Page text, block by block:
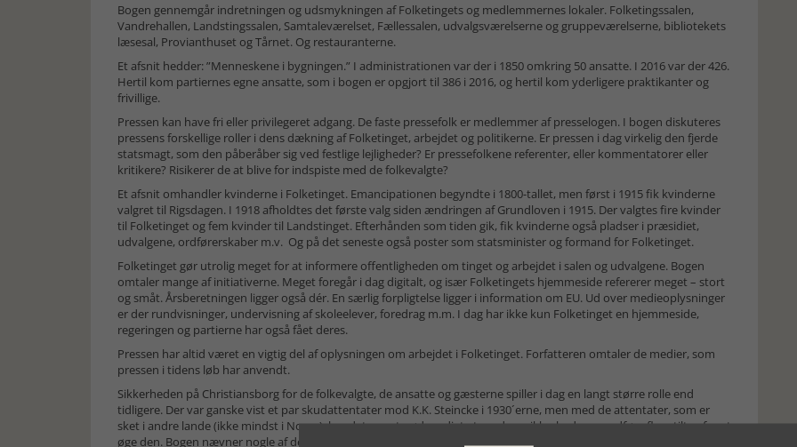
Bogen gennemgår indretningen og udsmykningen af Folketingets og medlemmernes lokaler. Folketingssalen,
Vandrehallen, Landstingssalen, Samtaleværelset, Fællessalen, udvalgsværelserne og gruppeværelserne, bibliotekets
læsesal, Provianthuset og Tårnet. Og restauranterne.
Et afsnit hedder: ”Menneskene i bygningen.” I administrationen var der i 1850 omkring 50 ansatte. I 2016 var der 426.
Hertil kom partiernes egne ansatte, som i bogen er opgjort til 386 i 2016, og hertil kom yderligere praktikanter og
frivillige.
Pressen kan have fri eller privilegeret adgang. De faste pressefolk er medlemmer af presselogen. I bogen diskuteres
pressens forskellige roller i dens dækning af Folketinget, arbejdet og politikerne. Er pressen i dag virkelig den fjerde
statsmagt, som den påberåber sig ved festlige lejligheder? Er pressefolkene referenter, eller kommentatorer eller
kritikere? Risikerer de at blive for indspiste med de folkevalgte?
Et afsnit omhandler kvinderne i Folketinget. Emancipationen begyndte i 1800-tallet, men først i 1915 fik kvinderne
valgret til Rigsdagen. I 1918 afholdtes det første valg siden ændringen af Grundloven i 1915. Der valgtes fire kvinder
til Folketinget og fem kvinder til Landstinget. Efterhånden som tiden gik, fik kvinderne også pladser i præsidiet,
udvalgene, ordførerskaber m.v. Og på det seneste også poster som statsminister og formand for Folketinget.
Folketinget gør utrolig meget for at informere offentligheden om tinget og arbejdet i salen og udvalgene. Bogen
omtaler mange af initiativerne. Meget foregår i dag digitalt, og især Folketingets hjemmeside refererer meget – stort
og småt. Årsberetningen ligger også dér. En særlig forpligtelse ligger i information om EU. Ud over medieoplysninger
er der rundvisninger, undervisning af skoleelever, foredrag m.m. I dag har ikke kun Folketinget en hjemmeside,
regeringen og partierne har også fået deres.
Pressen har altid været en vigtig del af oplysningen om arbejdet i Folketinget. Forfatteren omtaler de medier, som
pressen i tidens løb har anvendt.
Sikkerheden på Christiansborg for de folkevalgte, de ansatte og gæsterne spiller i dag en langt større rolle end
tidligere. Der var ganske vist et par skudattentater mod K.K. Steincke i 1930´erne, men med de attentater, som er
sket i andre lande (ikke mindst i Norge), har det været nødvendigt at vurdere sikkerheden og udføre flere tiltag for at
øge den. Bogen nævner nogle af dem.